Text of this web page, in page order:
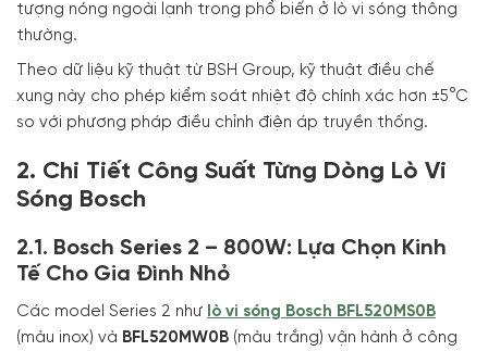
tượng nóng ngoài lạnh trong phổ biến ở lò vi sóng thông
thường.
Theo dữ liệu kỹ thuật từ BSH Group, kỹ thuật điều chế
xung này cho phép kiểm soát nhiệt độ chính xác hơn ±5°C
so với phương pháp điều chỉnh điện áp truyền thống.
2. Chi Tiết Công Suất Từng Dòng Lò Vi
Sóng Bosch
2.1. Bosch Series 2 – 800W: Lựa Chọn Kinh
Tế Cho Gia Đình Nhỏ
Các model Series 2 như lò vi sóng Bosch BFL520MS0B
(màu inox) và BFL520MW0B (màu trắng) vận hành ở công